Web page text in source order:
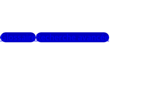
GlossaireRecherche avancée